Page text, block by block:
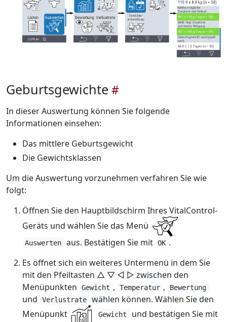
Geburtsgewichte
In dieser Auswertung können Sie folgende
Informationen einsehen:
Das mittlere Geburtsgewicht
Die Gewichtsklassen
Um die Auswertung vorzunehmen verfahren Sie wie
folgt:
Öffnen Sie den Hauptbildschirm Ihres VitalControl-
Geräts und wählen Sie das Menü
Auswerten aus. Bestätigen Sie mit OK .
Es öffnet sich ein weiteres Untermenü in dem Sie
mit den Pfeiltasten △ ▽ ◁ ▷ zwischen den
Menüpunkten
Gewicht , Temperatur , Bewertung
und Verlustrate
wählen können. Wählen Sie den
Menüpunkt
Gewicht und bestätigen Sie mit